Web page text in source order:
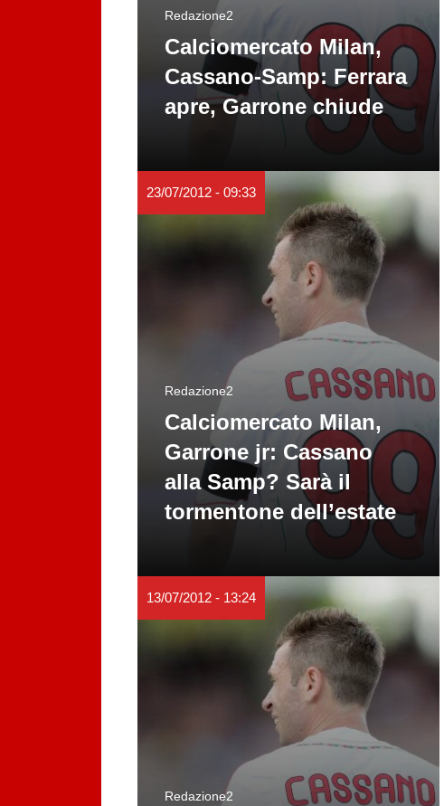
Redazione2
Calciomercato Milan,
Cassano-Samp: Ferrara
apre, Garrone chiude
23/07/2012 - 09:33
Redazione2
Calciomercato Milan,
Garrone jr: Cassano
alla Samp? Sarà il
tormentone dell’estate
13/07/2012 - 13:24
Redazione2